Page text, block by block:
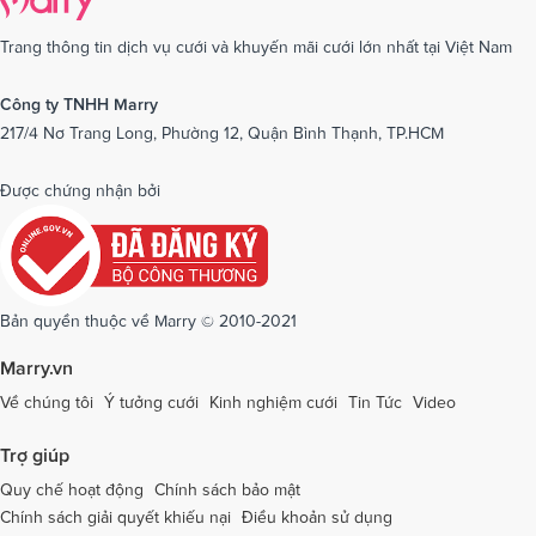
Dịch vụ cưới tại Nam Định Dịch vụ cưới tại Nghệ An
Dịch vụ cưới tại Phú Yên Dịch vụ cưới tại Phú Thọ
Dịch vụ cưới tại Quảng Bình
Dịch vụ cưới tại Quảng Ngãi
Dịch vụ cưới tại Quảng Ninh
Dịch vụ cưới tại Sóc Trăng Dịch vụ cưới tại Sơn La
Dịch vụ cưới tại Thái Bình Dịch vụ cưới tại Thanh Hóa
Dịch vụ cưới tại Thừa Thiên - Huế
Dịch vụ cưới tại An Giang Dịch vụ cưới tại Trà Vinh
Trang thông tin dịch vụ cưới và khuyến mãi cưới lớn nhất tại Việt Nam
Công ty TNHH Marry
217/4 Nơ Trang Long, Phường 12, Quận Bình Thạnh, TP.HCM
Được chứng nhận bởi
Bản quyền thuộc về Marry © 2010-2021
Marry.vn
Về chúng tôi Ý tưởng cưới Kinh nghiệm cưới Tin Tức Video
Trợ giúp
Quy chế hoạt động
Chính sách bảo mật
Chính sách giải quyết khiếu nại Điều khoản sử dụng